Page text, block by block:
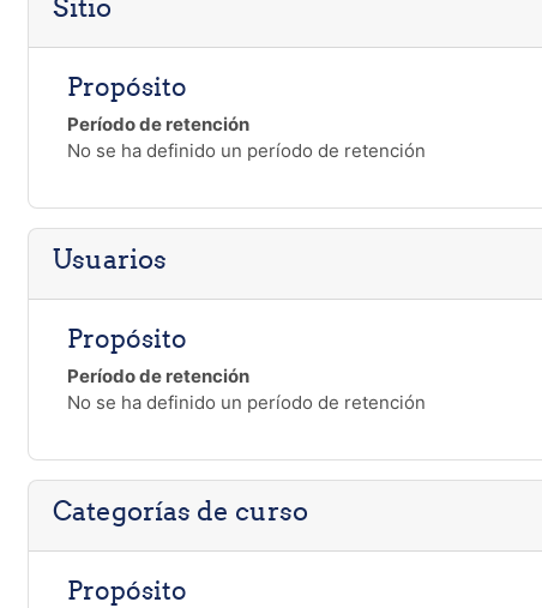
Sitio
Propósito
Período de retención
No se ha definido un período de retención
Usuarios
Propósito
Período de retención
No se ha definido un período de retención
Categorías de curso
Propósito